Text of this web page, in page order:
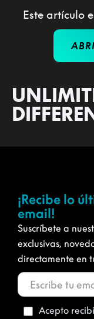
Este artículo
¡Recibe lo
email!
Suscríbete a
exclusivas,
directamente en
Acepto